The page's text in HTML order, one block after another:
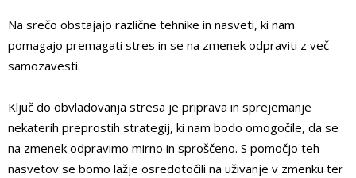
Na srečo obstajajo različne tehnike in nasveti, ki nam
pomagajo premagati stres in se na zmenek odpraviti z več
samozavesti.
Ključ do obvladovanja stresa je priprava in sprejemanje
nekaterih preprostih strategij, ki nam bodo omogočile, da se
na zmenek odpravimo mirno in sproščeno. S pomočjo teh
nasvetov se bomo lažje osredotočili na uživanje v zmenku ter